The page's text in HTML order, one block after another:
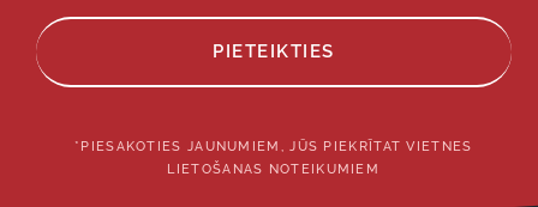
PIETEIKTIES
*PIESAKOTIES JAUNUMIEM, JŪS PIEKRĪTAT VIETNES
LIETOŠANAS NOTEIKUMIEM